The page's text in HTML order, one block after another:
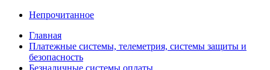
Непрочитанное
Главная
Платежные системы, телеметрия, системы защиты и
безопасность
Безналичные системы оплаты